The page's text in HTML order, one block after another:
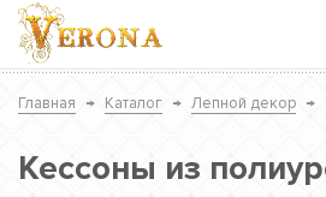
Главная → Каталог → Лепной декор →
Кессоны из